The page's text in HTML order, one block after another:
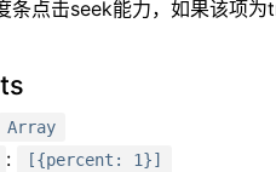
条点击seek能力，如果该项
Array
: [{percent: 1}]